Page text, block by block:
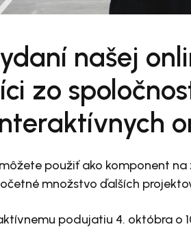
našej
zo
použiť ako komponent na
množstvo ďalších
podujatiu 4. októbra o